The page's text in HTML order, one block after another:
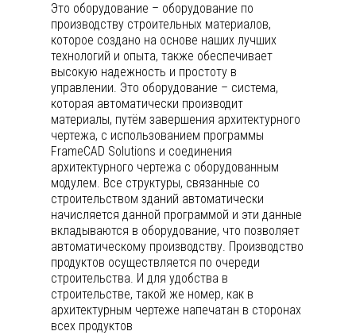
Это оборудование – оборудование по
производству строительных материалов,
которое создано на основе наших лучших
технологий и опыта, также обеспечивает
высокую надежность и простоту в
управлении. Это оборудование – система,
которая автоматически производит
материалы, путём завершения архитектурного
чертежа, с использованием программы
FrameCAD Solutions и соединения
архитектурного чертежа с оборудованным
модулем. Все структуры, связанные со
строительством зданий автоматически
начисляется данной программой и эти данные
вкладываются в оборудование, что позволяет
автоматическому производству. Производство
продуктов осуществляется по очереди
строительства. И для удобства в
строительстве, такой же номер, как в
архитектурным чертеже напечатан в сторонах
всех продуктов